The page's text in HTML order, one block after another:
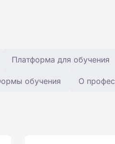
Платформа для обучения
обучения О